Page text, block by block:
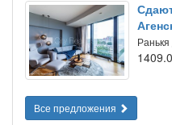
Все предложения